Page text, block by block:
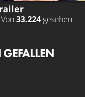
33.224 gesehen